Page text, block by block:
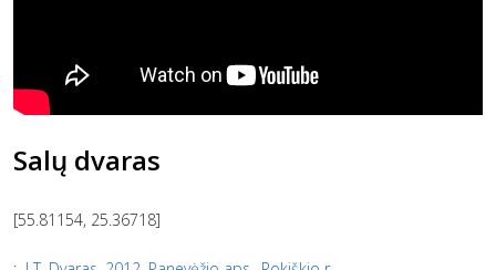
Salų dvaras
[55.81154, 25.36718]